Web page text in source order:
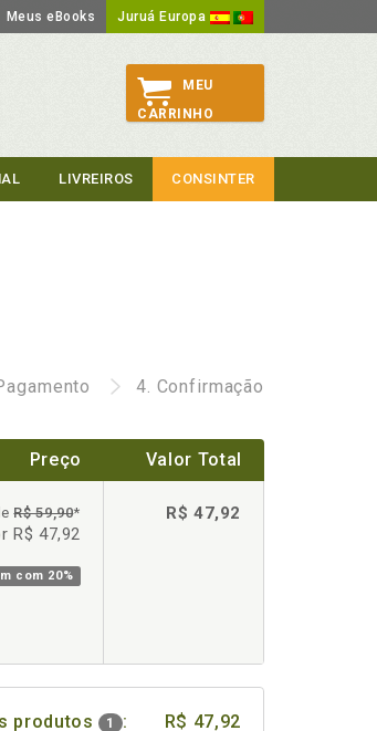
Meus eBooks Juruá Europa
MEU
CARRINHO
LIVREIROS CONSINTER
4. Confirmação
Preço Valor Total
R$ 59,90*
R$ 47,92
com 20%
R$ 47,92
produtos 1 : R$ 47,92